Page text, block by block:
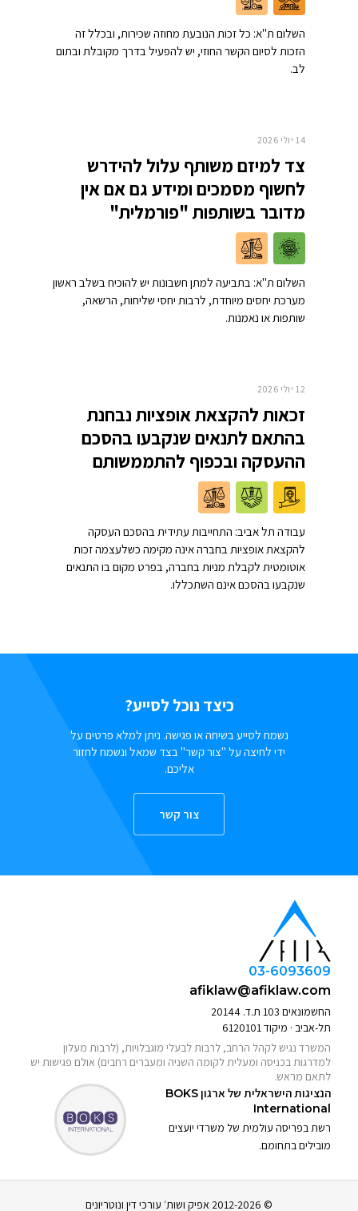
השלום ת"א: כל זכות הנובעת מחוזה שכירות, ובכלל זה
הזכות לסיום הקשר החוזי, יש להפעיל בדרך מקובלת ובתום
לב.
14 יולי 2026
צד למיזם משותף עלול להידרש
לחשוף מסמכים ומידע גם אם אין
מדובר בשותפות "פורמלית"
השלום ת"א: בתביעה למתן חשבונות יש להוכיח בשלב ראשון
מערכת יחסים מיוחדת, לרבות יחסי שליחות, הרשאה,
שותפות או נאמנות.
12 יולי 2026
זכאות להקצאת אופציות נבחנת
בהתאם לתנאים שנקבעו בהסכם
ההעסקה ובכפוף להתממשותם
עבודה תל אביב: התחייבות עתידית בהסכם העסקה
להקצאת אופציות בחברה אינה מקימה כשלעצמה זכות
אוטומטית לקבלת מניות בחברה, בפרט מקום בו התנאים
שנקבעו בהסכם אינם השתכללו.
כיצד נוכל לסייע?
נשמח לסייע בשיחה או פגישה. ניתן למלא פרטים על
ידי לחיצה על "צור קשר" בצד שמאל ונשמח לחזור
אליכם.
צור קשר
03-6093609
afiklaw@afiklaw.com
החשמונאים 103 ת.ד. 20144
תל-אביב · מיקוד 6120101
המשרד נגיש לקהל הרחב, לרבות לבעלי מוגבלויות, (לרבות מעלון
למדרגות בכניסה ומעלית לקומה השניה ומעברים רחבים) אולם פגישות יש
לתאם מראש.
הנציגות הישראלית של ארגוןBOKS
International
רשת בפריסה עולמית של משרדי יועצים
מובילים בתחומם.
© 2012-2026 אפיק ושות׳ עורכי דין ונוטריונים